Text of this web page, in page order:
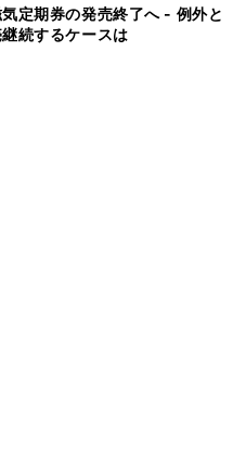
定期券の発売終了へ - 例外と
継続するケースは